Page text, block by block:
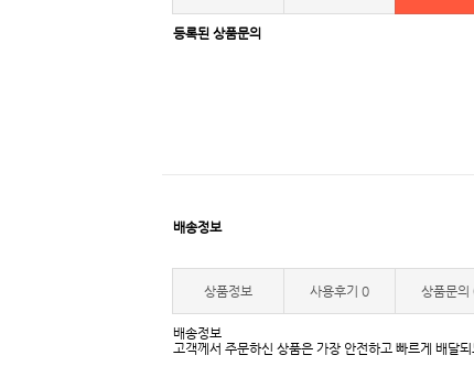
등록된 상품문의
배송정보
상품정보 사용후기 0 상품문의
배송정보
고객께서 주문하신 상품은 가장 안전하고 빠르게 배달